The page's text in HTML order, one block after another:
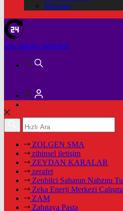
Mesajlar
Son dakika haberleri
ZOLGEN SMA
zihinsel iletişim
ZEYDAN KARALAR
zerafet
Zenbilci Sahanın Nabzını
Zeka Enerji Merkezi
ZAM
Zabıtaya Pasta